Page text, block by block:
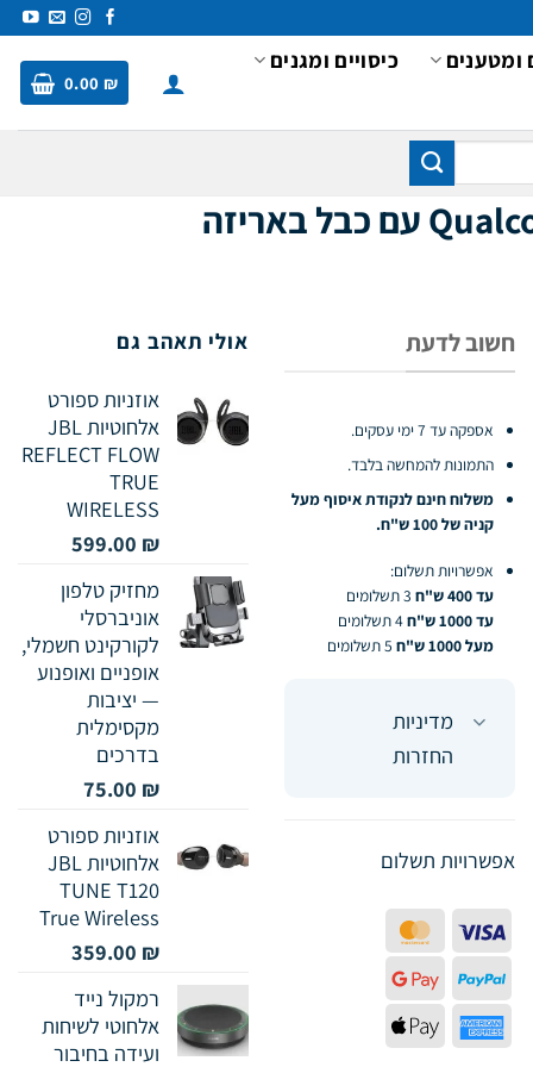
ומטענים כיסויים ומגנים
0.00 ₪
חשוב לדעת
אספקה עד 7 ימי עסקים.
התמונות להמחשה בלבד.
משלוח חינם לנקודת איסוף מעל
קניה של 100 ש"ח.
אפשרויות תשלום:
עד 400 ש"ח
3 תשלומים
עד 1000 ש"ח
4 תשלומים
מעל 1000 ש"ח
5 תשלומים
מדיניות
החזרות
אפשרויות תשלום
Visa
PayPal
Google
PayAmerican
Express
Apple
Pay
אולי תאהב גם
אוזניות ספורט
אלחוטיות JBL
REFLECT FLOW
TRUE
WIRELESS
599.00 ₪
מחזיק טלפון
אוניברסלי
לקורקינט חשמלי,
אופניים ואופנוע
— יציבות
מקסימלית
בדרכים
75.00 ₪
אוזניות ספורט
אלחוטיות JBL
TUNE T120
True Wireless
359.00 ₪
רמקול נייד
אלחוטי לשיחות
ועידה בחיבור